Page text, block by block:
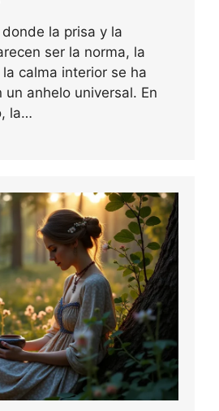
la prisa y la
ser la norma, la
calma interior se ha
anhelo universal. En
la…